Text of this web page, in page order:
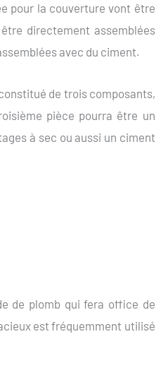
pour la couverture vont être
directement assemblées
avec du ciment.
de trois composants,
pièce pourra être un
à sec ou aussi un ciment
de plomb qui fera office de
est fréquemment utilisé